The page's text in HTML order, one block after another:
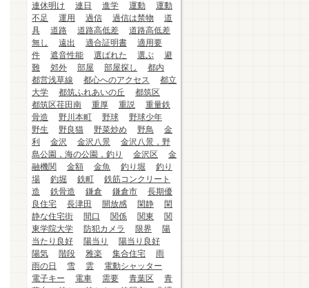
連休明け
連日 進学 運動
運動
不足
運用 過信 過信は禁物
道
具
道路 道路高低差
道路高低差
無し
遠出 適合証明書
適用要
件
遮音性能 選ばれた 選ぶ
避
難
郊外 部屋 部屋探し
都内
都営浅草線
都心へのアクセス
都立
大学
都筑ふれあいの丘
都筑区
都筑区荏田南
重厚 重説
重量鉄
骨造
野川本町 野球
野球少年
野生
野良猫 野菜炒め 野鳥
金
利
金沢 金沢八景
金沢八景，野
島公園，海の公園，釣り
金沢区
金
融機関
金額 金魚 釣り堀
釣り
場
釣堀 鉄町
鉄筋コンクリート
造
鉄骨造 鎌倉 鎌倉市
長期優
良住宅
長津田 開放感 閑静
閑
静な住宅街
間口 関係 関東
関
東学院大学
防犯カメラ 限界
陽
当たり良好
陽当り
陽当り良好
陽気
階段 雅楽 集合住宅
雨
雨の日
雪 雲
電動シャッター
電子キー
電車 需要 青葉区
青